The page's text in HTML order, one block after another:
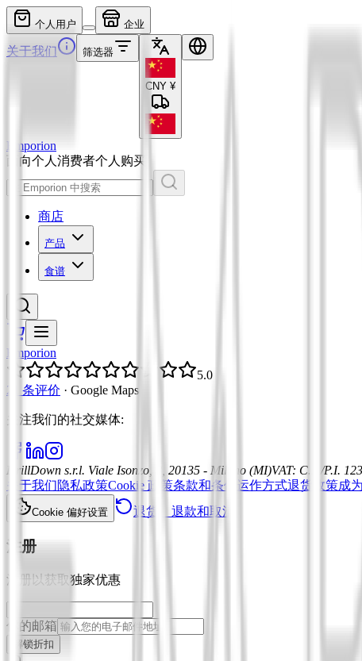
个人用户 企业
关于我们 筛选器
CNY ¥
Emporion
面向个人消费者个人购买
商店
产品
食谱
Emporion
5.0
21 条评价 · Google Maps
关注我们的社交媒体:
DrillDown s.r.l. Viale Isonzo, 8, 20135 - Milano (MI)VAT: C.F./P.I.
关于我们隐私政策Cookie 政策条款和条件 运作方式退货政策成
Cookie 偏好设置 退货、退款和取消
注册
注册以获取独家优惠
你的邮箱
解锁折扣